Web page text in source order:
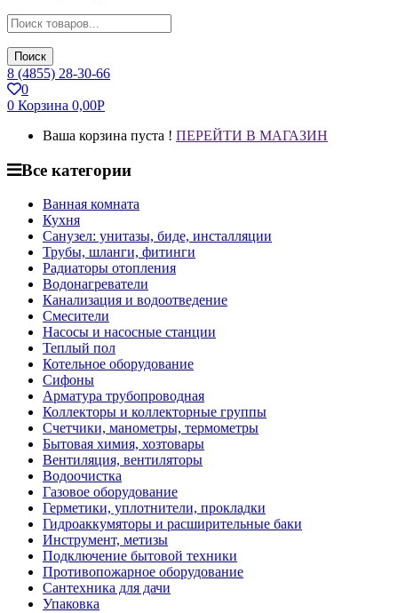
Поиск
8 (4855) 28-30-66
0
0 Корзина 0,00Р
Ваша корзина пуста ! ПЕРЕЙТИ В МАГАЗИН
Все категории
Ванная комната
Кухня
Санузел: унитазы, биде, инсталляции
Трубы, шланги, фитинги
Радиаторы отопления
Водонагреватели
Канализация и водоотведение
Смесители
Насосы и насосные станции
Теплый пол
Котельное оборудование
Сифоны
Арматура трубопроводная
Коллекторы и коллекторные группы
Счетчики, манометры, термометры
Бытовая химия, хозтовары
Вентиляция, вентиляторы
Водоочистка
Газовое оборудование
Герметики, уплотнители, прокладки
Гидроаккумяторы и расширительные баки
Инструмент, метизы
Подключение бытовой техники
Противопожарное оборудование
Сантехника для дачи
Упаковка